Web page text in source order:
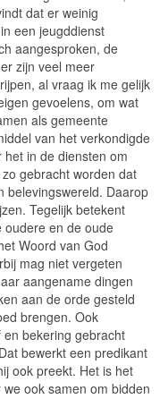
dat er weinig
een jeugddienst
aangesproken, de
zijn veel meer
al vraag ik me gelijk
gevoelens, om wat
als gemeente
van het verkondigde
in de diensten om
gebracht worden dat
belevingswereld. Daarop
Tegelijk betekent
oudere en de oude
Woord van God
mag niet vergeten
aangename dingen
aan de orde gesteld
brengen. Ook
bekering gebracht
bewerkt een predikant
ook preekt. Het is het
ook samen om bidden